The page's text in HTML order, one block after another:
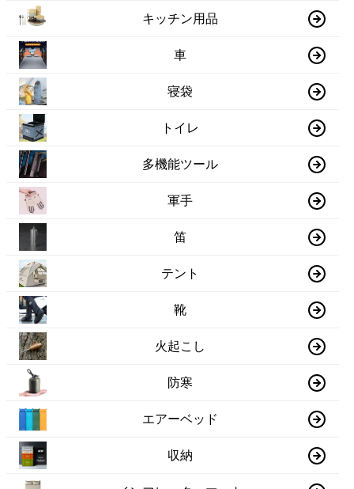
キッチン用品
車
寝袋
トイレ
多機能ツール
軍手
笛
テント
靴
火起こし
防寒
エアーベッド
収納